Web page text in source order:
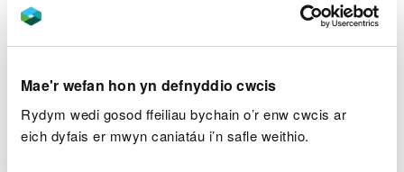
Mae'r wefan hon yn defnyddio cwcis
Rydym wedi gosod ffeiliau bychain o’r enw cwcis ar
eich dyfais er mwyn caniatáu i’n safle weithio.
Dogfennau i’w llwytho i
fyny
Cynllun safle yn dangos y safle, y pwynt gollwng
a’r pwynt monitro.